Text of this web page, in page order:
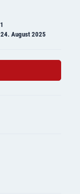
1
24. August 2025